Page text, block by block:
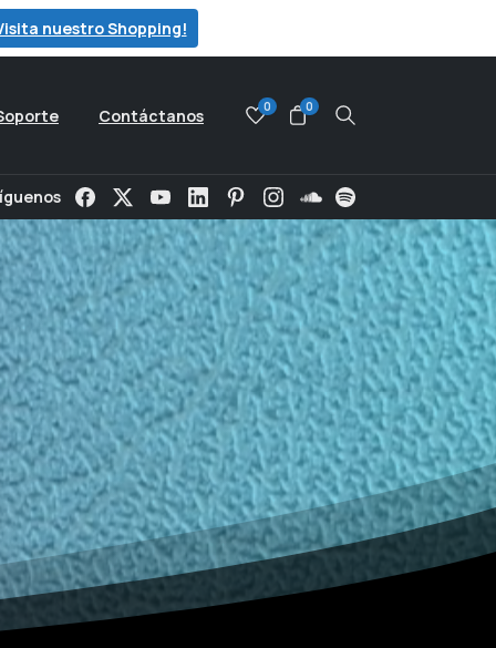
nuestro Shopping!
Contáctanos 0 0
Search